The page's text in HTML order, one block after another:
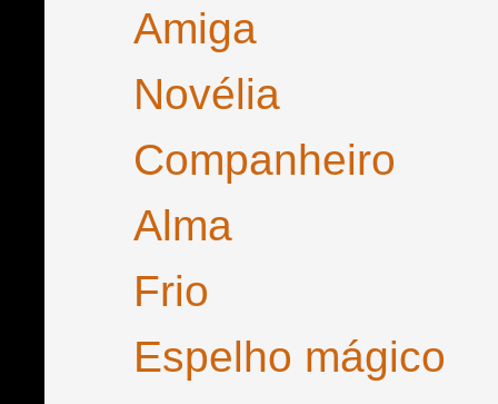
Amiga
Novélia
Companheiro
Alma
Frio
Espelho mágico